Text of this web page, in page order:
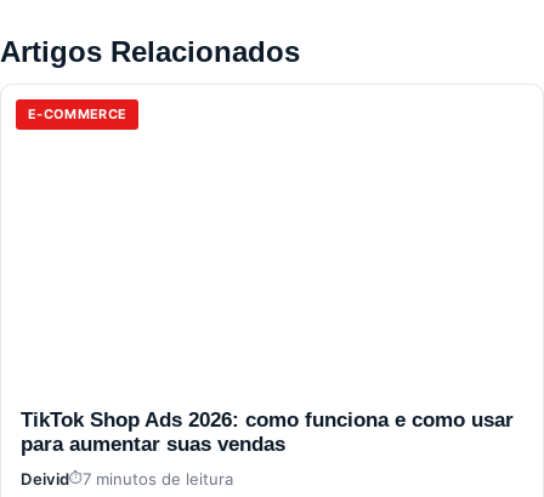
Artigos Relacionados
E-COMMERCE
TikTok Shop Ads 2026: como funciona e como usar
para aumentar suas vendas
Deivid 7 minutos de leitura